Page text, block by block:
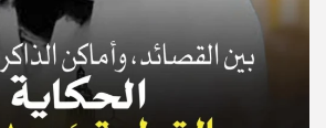
© Copyright 2025, APS